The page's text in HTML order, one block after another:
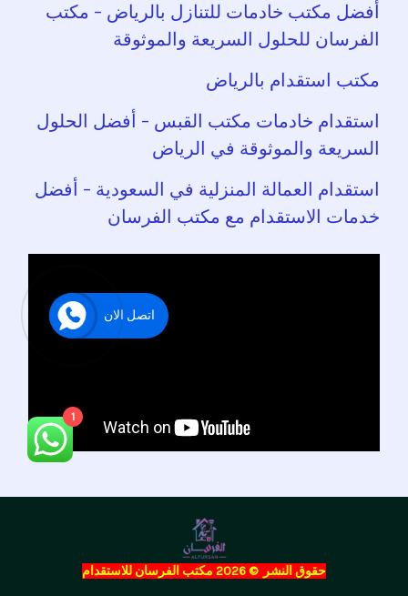
أفضل مكتب خادمات للتنازل بالرياض – مكتب
الفرسان للحلول السريعة والموثوقة
مكتب استقدام بالرياض
استقدام خادمات مكتب القبس – أفضل الحلول
السريعة والموثوقة في الرياض
استقدام العمالة المنزلية في السعودية – أفضل
خدمات الاستقدام مع مكتب الفرسان
حقوق النشر © 2026 مكتب الفرسان للاستقدام
اتصل الان
1